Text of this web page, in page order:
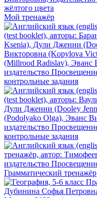
Мой тренажёр
контрольные задания
контрольные задания
Грамматический тренажёр